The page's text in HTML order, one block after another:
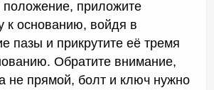
положение, приложите
к основанию, войдя в
пазы и прикрутите её тремя
Обратите внимание,
не прямой, болт и ключ нужно